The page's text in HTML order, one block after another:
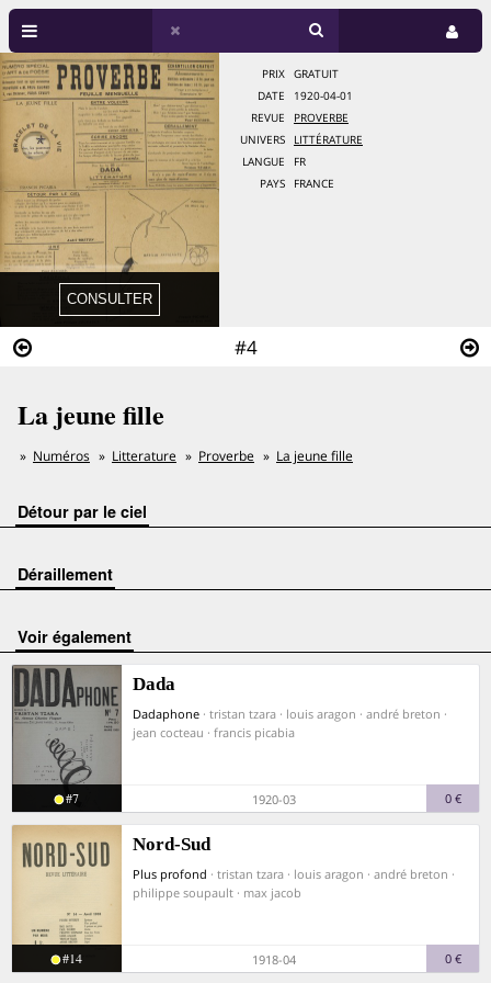
#4
PRIX
GRATUIT
DATE
1920-04-01
REVUE
PROVERBE
UNIVERS
LITTÉRATURE
LANGUE
FR
PAYS
FRANCE
La jeune fille
Numéros Litterature Proverbe La jeune fille
Détour par le ciel
Déraillement
voir également
Dada
Dadaphone · tristan tzara · louis aragon · andré breton ·
jean cocteau · francis picabia
#7 1920-03 0 €
Nord-Sud
Plus profond · tristan tzara · louis aragon · andré breton ·
philippe soupault · max jacob
#14 1918-04 0 €